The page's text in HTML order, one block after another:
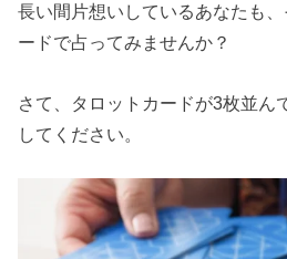
長い間片想いしているあなたも
ードで占ってみませんか？
さて、タロットカードが3枚並ん
してください。